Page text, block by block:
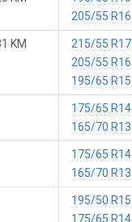
205/55 R16
KM
215/55 R17
205/55 R16
195/65 R15
175/65 R14
165/70 R13
175/65 R14
165/70 R13
195/50 R15
175/65 R14